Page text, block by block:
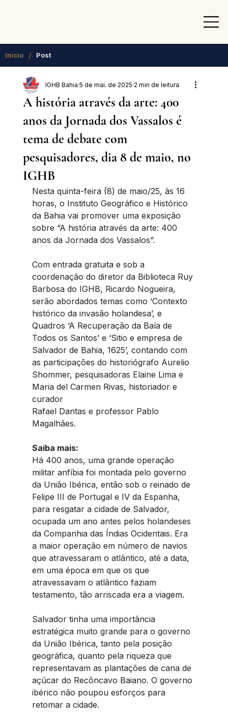
Início / Post
A história através da arte: 400
anos da Jornada dos Vassalos é
tema de debate com
pesquisadores, dia 8 de maio, no
IGHB
IGHB Bahia 5 de mai. de 2025 2 min de leitura
Nesta quinta-feira (8) de maio/25, às 16
horas, o Instituto Geográfico e Histórico
da Bahia vai promover uma exposição
sobre “A história através da arte: 400
anos da Jornada dos Vassalos”.
Com entrada gratuita e sob a
coordenação do diretor da Biblioteca Ruy
Barbosa do IGHB, Ricardo Nogueira,
serão abordados temas como ‘Contexto
histórico da invasão holandesa’, e
Quadros ‘A Recuperação da Baía de
Todos os Santos’ e ‘Sitio e empresa de
Salvador de Bahia, 1625’, contando com
as participações do historiógrafo Aurelio
Shommer, pesquisadoras Elaine Lima e
Maria del Carmen Rivas, historiador e
curador
Rafael Dantas e professor Pablo
Magalhães.
Saiba mais:
Há 400 anos, uma grande operação
militar anfíbia foi montada pelo governo
da União Ibérica, então sob o reinado de
Felipe III de Portugal e IV da Espanha,
para resgatar a cidade de Salvador,
ocupada um ano antes pelos holandeses
da Companhia das Índias Ocidentais. Era
a maior operação em número de navios
que atravessaram o atlântico, até a data,
em uma época em que os que
atravessavam o atlântico faziam
testamento, tão arriscada era a viagem.
Salvador tinha uma importância
estratégica muito grande para o governo
da União Ibérica, tanto pela posição
geográfica, quanto pela riqueza que
representavam as plantações de cana de
açúcar do Recôncavo Baiano. O governo
ibérico não poupou esforços para
retomar a cidade.